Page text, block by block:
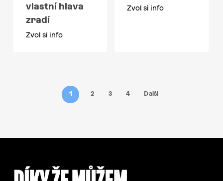
vlastní hlava
zradí
Zvol si info
Zvol si info
1 2 3 4 Další